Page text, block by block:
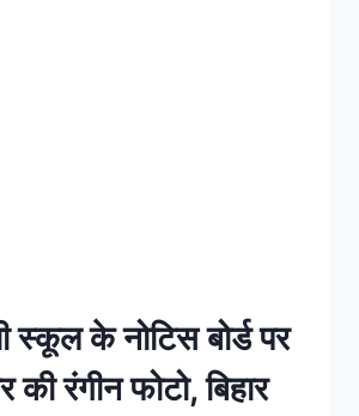
स्‍कूल के नोटिस बोर्ड पर
की रंगीन फोटो, बिहार